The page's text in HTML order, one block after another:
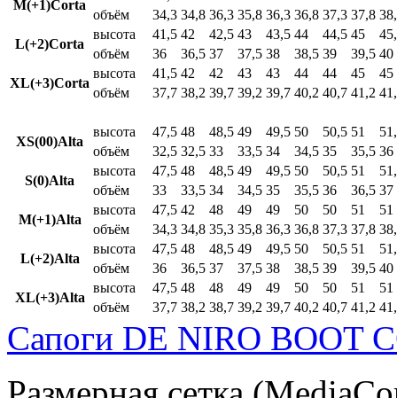
M(+1)Corta
объём
34,3 34,8 36,3 35,8 36,3 36,8 37,3 37,8
L(+2)Corta
высота 41,5 42 42,5 43 43,5 44 44,5 45
объём
36 36,5 37 37,5 38 38,5 39 39,5 40
XL(+3)Corta
высота 41,5 42 42 43 43 44 44 45
45
объём
37,7 38,2 39,7 39,2 39,7 40,2 40,7 41,2
XS(00)Alta
высота 47,5 48 48,5 49 49,5 50 50,5 51
объём
32,5 32,5 33 33,5 34 34,5 35 35,5 36
S(0)Alta
высота 47,5 48 48,5 49 49,5 50 50,5 51
объём
33 33,5 34 34,5 35 35,5 36 36,5 37
M(+1)Alta
высота 47,5 42 48 49 49 50 50 51
51
объём
34,3 34,8 35,3 35,8 36,3 36,8 37,3 37,8
L(+2)Alta
высота 47,5 48 48,5 49 49,5 50 50,5 51
объём
36 36,5 37 37,5 38 38,5 39 39,5 40
XL(+3)Alta
высота 47,5 48 48 49 49 50 50 51
51
объём
37,7 38,2 38,7 39,2 39,7 40,2 40,7 41,2
Сапоги DE NIRO BOOT